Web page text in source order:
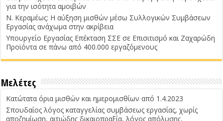
για την ισότητα αμοιβών
Ν. Κεραμέως: Η αύξηση μισθών μέσω Συλλογικών Συμβάσεων
Εργασίας ανάχωμα στην ακρίβεια
Υπουργείο Εργασίας Επέκταση ΣΣΕ σε Επισιτισμό και Ζαχαρώδη
Προϊόντα σε πάνω από 400.000 εργαζόμενους
Μελέτες
Κατώτατα όρια μισθών και ημερομισθίων από 1.4.2023
Σπουδαίος λόγος καταγγελίας συμβάσεως εργασίας, χωρίς
αποζημίωση, αιτιώδης δικαιοπραξία, λόγος απόλυσης,